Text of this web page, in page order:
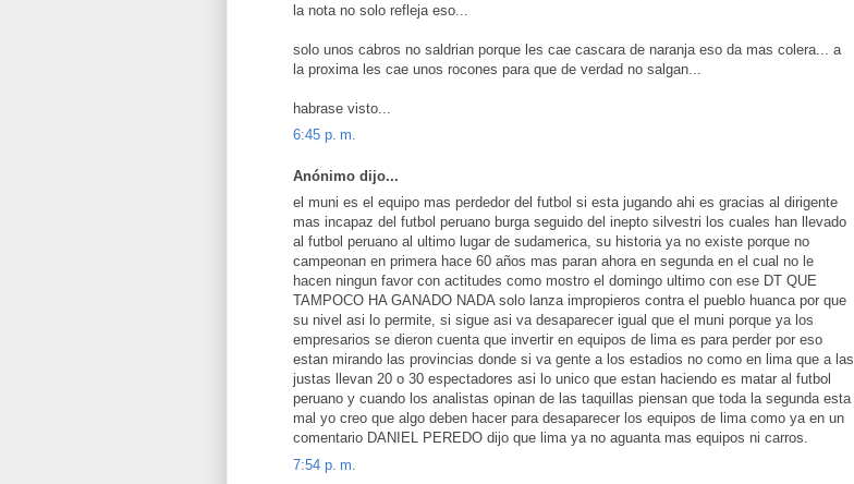
la nota no solo refleja eso...
solo unos cabros no saldrian porque les cae cascara de naranja eso da mas colera... a
la proxima les cae unos rocones para que de verdad no salgan...
habrase visto...
6:45 p. m.
Anónimo dijo...
el muni es el equipo mas perdedor del futbol si esta jugando ahi es gracias al dirigente
mas incapaz del futbol peruano burga seguido del inepto silvestri los cuales han llevado
al futbol peruano al ultimo lugar de sudamerica, su historia ya no existe porque no
campeonan en primera hace 60 años mas paran ahora en segunda en el cual no le
hacen ningun favor con actitudes como mostro el domingo ultimo con ese DT QUE
TAMPOCO HA GANADO NADA solo lanza impropieros contra el pueblo huanca por que
su nivel asi lo permite, si sigue asi va desaparecer igual que el muni porque ya los
empresarios se dieron cuenta que invertir en equipos de lima es para perder por eso
estan mirando las provincias donde si va gente a los estadios no como en lima que a las
justas llevan 20 o 30 espectadores asi lo unico que estan haciendo es matar al futbol
peruano y cuando los analistas opinan de las taquillas piensan que toda la segunda esta
mal yo creo que algo deben hacer para desaparecer los equipos de lima como ya en un
comentario DANIEL PEREDO dijo que lima ya no aguanta mas equipos ni carros.
7:54 p. m.